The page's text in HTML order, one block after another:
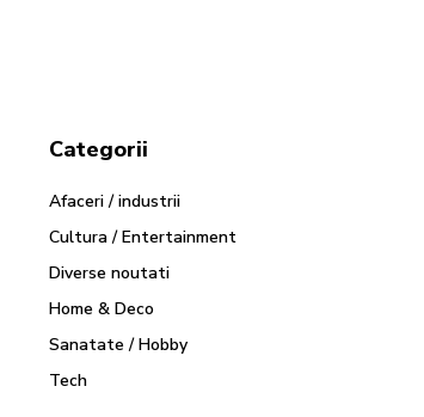
Categorii
Afaceri / industrii
Cultura / Entertainment
Diverse noutati
Home & Deco
Sanatate / Hobby
Tech